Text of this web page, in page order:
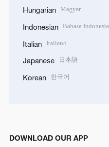
Hungarian Magyar
Indonesian Bahasa Indonesia
Italian Italiano
Japanese 日本語
Korean 한국어
DOWNLOAD OUR APP